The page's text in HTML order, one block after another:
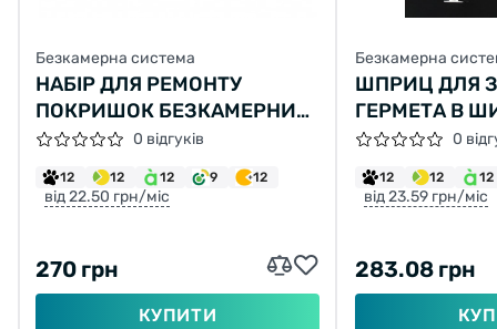
Безкамерна система
НАБІР ДЛЯ РЕМОНТУ
ПОКРИШОК БЕЗКАМЕРНИХ
KLS REPAIR KIT
0 відгуків
12 12 12 9 12
від 22.50 грн/міс
270 грн
КУПИТИ
Безкамерна
ШПРИЦ ДЛЯ
ГЕРМЕТА В
RL225-2 З
ДЛЯ КЛАПАНА
0
12 12 12
від 23.59 грн/міс
283.08 грн